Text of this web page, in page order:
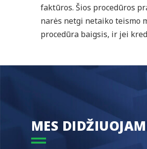
faktūros. Šios procedūros
narės netgi netaiko teismo
procedūra baigsis, ir jei
MES